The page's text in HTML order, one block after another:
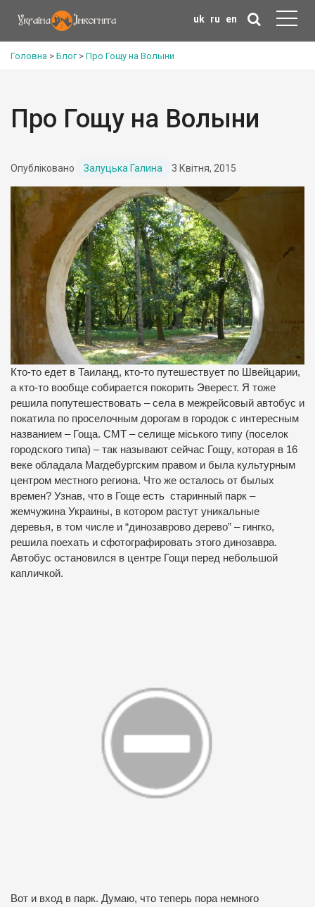
uk ru en
Головна > Блог> Про Гощу на Волыни
Про Гощу на Волыни
Опубліковано Залуцька Галина 3 Квітня, 2015
Кто-то едет в Таиланд, кто-то путешествует по Швейцарии,
а кто-то вообще собирается покорить Эверест. Я тоже
решила попутешествовать – села в межрейсовый автобус и
покатила по проселочным дорогам в городок с интересным
названием – Гоща. СМТ – селище міського типу (поселок
городского типа) – так называют сейчас Гощу, которая в 16
веке обладала Магдебургским правом и была культурным
центром местного региона. Что же осталось от былых
времен? Узнав, что в Гоще есть старинный парк –
жемчужина Украины, в котором растут уникальные
деревья, в том числе и “динозаврово дерево” – гингко,
решила поехать и сфотографировать этого динозавра.
Автобус остановился в центре Гощи перед небольшой
капличкой.
Вот и вход в парк. Думаю, что теперь пора немного